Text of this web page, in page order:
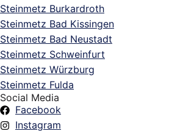
Steinmetz Burkardroth
Steinmetz Bad Kissingen
Steinmetz Bad Neustadt
Steinmetz Schweinfurt
Steinmetz Würzburg
Steinmetz Fulda
Social Media
Facebook
Instagram